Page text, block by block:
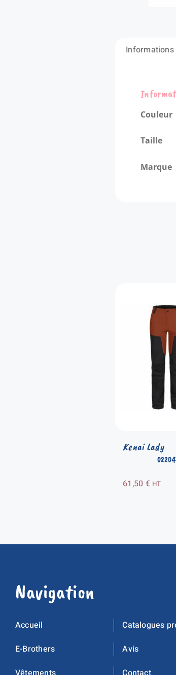
Couleur
Taille
Marque
Kenai Lady
61,50 € HT
Navigation
Accueil
E-Brothers
Catalogues
Avis